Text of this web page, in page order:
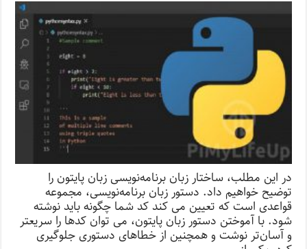
در این مطلب، ساختار زبان برنامه‌نویسی زبان پایتون را
توضیح خواهیم داد. دستور زبان برنامه‌نویسی، مجموعه
قواعدی است که تعیین می کند کد شما چگونه باید نوشته
شود. با آموختن دستور زبان پایتون، می توان کدها را سریعتر
و آسان‌تر نوشت و همچنین از خطاهای دستوری جلوگیری